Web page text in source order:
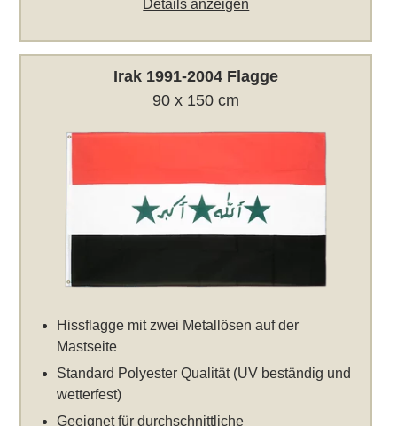
Details anzeigen
Irak 1991-2004 Flagge
90 x 150 cm
Hissflagge mit zwei Metallösen auf der
Mastseite
Standard Polyester Qualität (UV beständig und
wetterfest)
Geeignet für durchschnittliche